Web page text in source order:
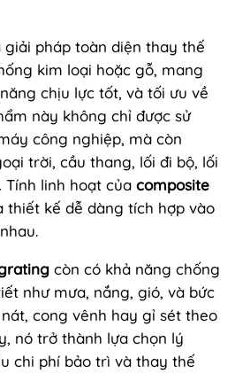
giải pháp toàn diện thay thế
kim loại hoặc gỗ, mang
chịu lực tốt, và tối ưu về
này không chỉ được sử
công nghiệp, mà còn
trời, cầu thang, lối đi bộ, lối
linh hoạt của composite
thiết kế dễ dàng tích hợp vào
còn có khả năng chống
như mưa, nắng, gió, và bức
cong vênh hay gỉ sét theo
nó trở thành lựa chọn lý
chi phí bảo trì và thay thế